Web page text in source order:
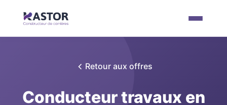
Retour aux offres
Conducteur travaux en